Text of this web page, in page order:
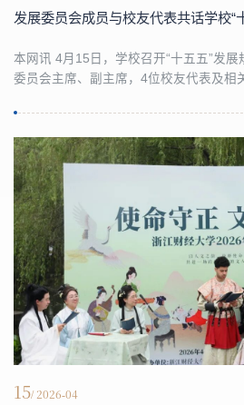
发展委员会成员与校友代表共话学校“
本网讯 4月15日，学校召开“十五五”发
委员会主席、副主席，4位校友代表及相
期以来为学校建设倾注心血的老领导和
友致以诚挚感谢。他指出，当前学校正
发展的战略转型期，虽然在改革发展进
临高层次人才储备不足、产教融合深度不
15/ 2026-04